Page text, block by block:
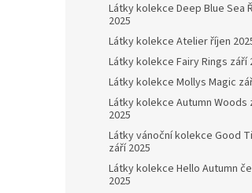
Látky kolekce Deep Blue Sea
2025
Látky kolekce Atelier říjen
Látky kolekce Fairy Rings září
Látky kolekce Mollys Magic
Látky kolekce Autumn Woods
2025
Látky vánoční kolekce Good
září 2025
Látky kolekce Hello Autumn
2025